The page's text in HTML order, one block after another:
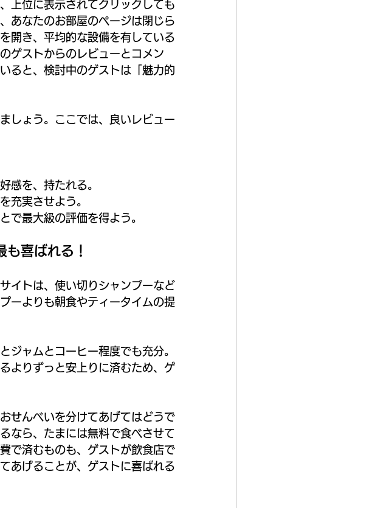
上位に表示されてクリックしても
あなたのお部屋のページは閉じら
開き、平均的な設備を有している
ゲストからのレビューとコメン
ると、検討中のゲストは「魅力的
しょう。ここでは、良いレビュー
感を、持たれる。
充実させよう。
で最大級の評価を得よう。
喜ばれる！
イトは、使い切りシャンプーなど
ーよりも朝食やティータイムの提
ジャムとコーヒー程度でも充分。
よりずっと安上りに済むため、ゲ
せんべいを分けてあげてはどうで
なら、たまには無料で食べさせて
で済むものも、ゲストが飲食店で
あげることが、ゲストに喜ばれる